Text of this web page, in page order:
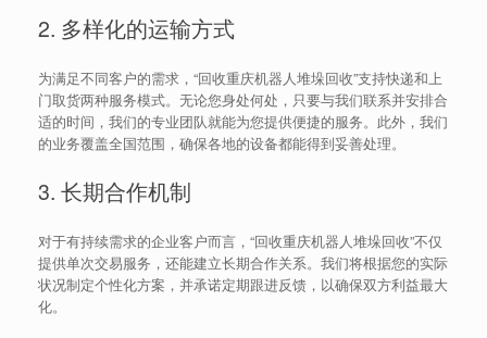
2. 多样化的运输方式
为满足不同客户的需求，“回收重庆机器人堆垛回收”支持快递和上
门取货两种服务模式。无论您身处何处，只要与我们联系并安排合
适的时间，我们的专业团队就能为您提供便捷的服务。此外，我们
的业务覆盖全国范围，确保各地的设备都能得到妥善处理。
3. 长期合作机制
对于有持续需求的企业客户而言，“回收重庆机器人堆垛回收”不仅
提供单次交易服务，还能建立长期合作关系。我们将根据您的实际
状况制定个性化方案，并承诺定期跟进反馈，以确保双方利益最大
化。